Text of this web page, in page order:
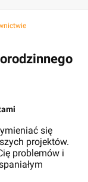
się
projektów.
problemów i